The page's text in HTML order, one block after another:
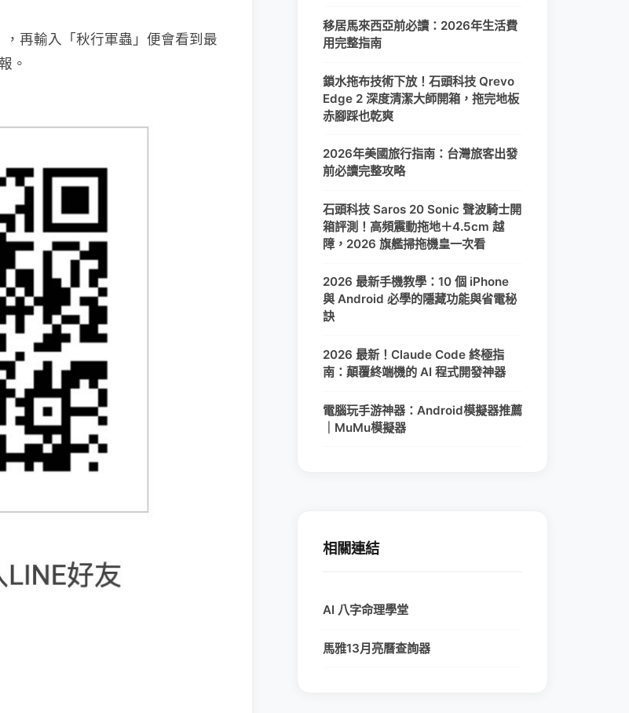
再輸入「秋行軍蟲」便會看到最
。
移居馬來西亞前必讀：2026年生活費
用完整指南
鎖水拖布技術下放！石頭科技 Qrevo
Edge 2 深度清潔大師開箱，拖完地板
赤腳踩也乾爽
2026年美國旅行指南：台灣旅客出發
前必讀完整攻略
石頭科技 Saros 20 Sonic 聲波騎士開
箱評測！高頻震動拖地＋4.5cm 越
障，2026 旗艦掃拖機皇一次看
2026 最新手機教學：10 個 iPhone
與 Android 必學的隱藏功能與省電秘
訣
2026 最新！Claude Code 終極指
南：顛覆終端機的 AI 程式開發神器
電腦玩手游神器：Android模擬器推薦
｜MuMu模擬器
相關連結
AI 八字命理學堂
馬雅13月亮曆查詢器